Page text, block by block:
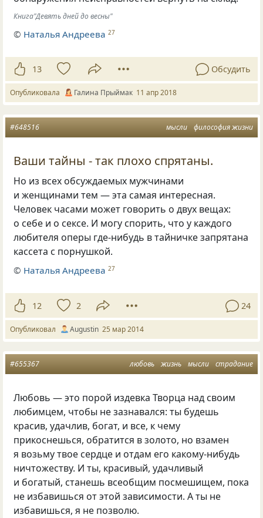
Книга"Девять дней до весны"
© Наталья Андреева 27
13 Обсудить
Опубликовала Галина Прыймак 11 апр 2018
мысли философия жизни
#648516
Ваши тайны - так плохо спрятаны.
Но из всех обсуждаемых мужчинами
и женщинами тем — эта самая интересная.
Человек часами может говорить о двух вещах:
о себе и о сексе. И могу спорить, что у каждого
любителя оперы где-нибудь в тайничке запрятана
кассета с порнушкой.
© Наталья Андреева 27
12 2 24
Опубликовал Augustin 25 мар 2014
любовь жизнь мысли страдание
#655367
Любовь — это порой издевка Творца над своим
любимцем, чтобы не зазнавался: ты будешь
красив, удачлив, богат, и все, к чему
прикоснешься, обратится в золото, но взамен
я возьму твое сердце и отдам его какому-нибудь
ничтожеству. И ты, красивый, удачливый
и богатый, станешь всеобщим посмешищем, пока
не избавишься от этой зависимости. А ты не
избавишься, я не позволю.